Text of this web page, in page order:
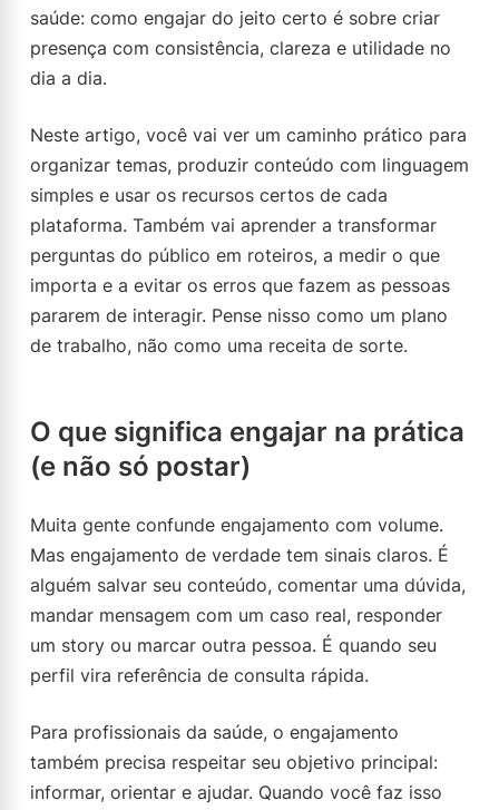
saúde: como engajar do jeito certo é sobre criar
presença com consistência, clareza e utilidade no
dia a dia.
Neste artigo, você vai ver um caminho prático para
organizar temas, produzir conteúdo com linguagem
simples e usar os recursos certos de cada
plataforma. Também vai aprender a transformar
perguntas do público em roteiros, a medir o que
importa e a evitar os erros que fazem as pessoas
pararem de interagir. Pense nisso como um plano
de trabalho, não como uma receita de sorte.
O que significa engajar na prática
(e não só postar)
Muita gente confunde engajamento com volume.
Mas engajamento de verdade tem sinais claros. É
alguém salvar seu conteúdo, comentar uma dúvida,
mandar mensagem com um caso real, responder
um story ou marcar outra pessoa. É quando seu
perfil vira referência de consulta rápida.
Para profissionais da saúde, o engajamento
também precisa respeitar seu objetivo principal:
informar, orientar e ajudar. Quando você faz isso